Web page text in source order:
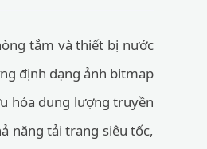
tắm và thiết bị nước
định dạng ảnh bitmap
hóa dung lượng truyền
năng tải trang siêu tốc,